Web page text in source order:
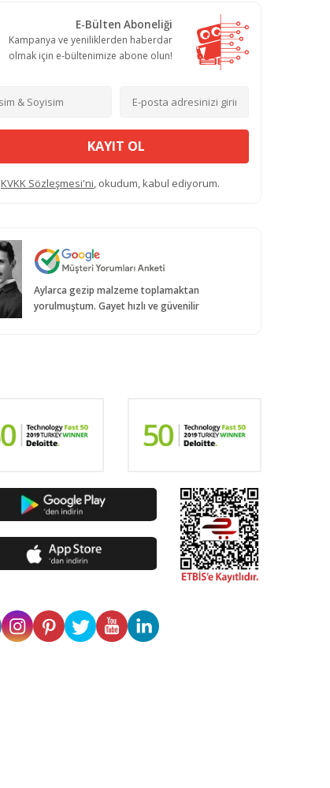
E-Bülten Aboneliği
Kampanya ve yeniliklerden haberdar
olmak için e-bültenimize abone olun!
KAYIT OL
KVKK Sözleşmesi'ni, okudum, kabul ediyorum.
Aylarca gezip malzeme toplamaktan
yorulmuştum. Gayet hızlı ve güvenilir